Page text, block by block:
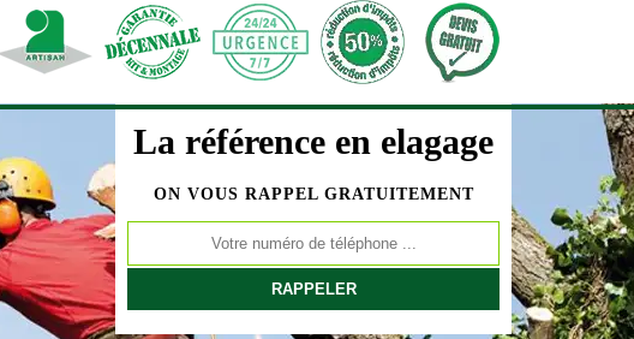
La référence en elagage
ON VOUS RAPPEL GRATUITEMENT